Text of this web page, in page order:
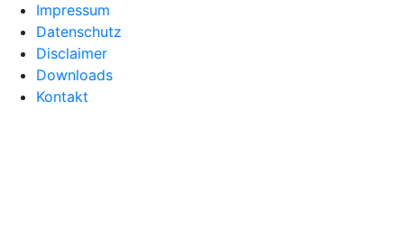
Impressum
Datenschutz
Disclaimer
Downloads
Kontakt